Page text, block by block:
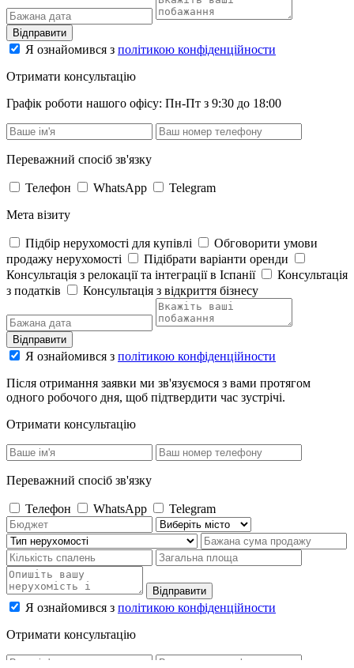
Відправити
Я ознайомився з політикою конфіденційности
Отримати консультацію
Графік роботи нашого офісу: Пн-Пт з 9:30 до 18:00
Переважний спосіб зв'язку
Телефон WhatsApp
Telegram
Мета візиту
Підбір нерухомості для купівлі
Обговорити умови
продажу нерухомості
Підібрати варіанти оренди
Консультація з релокації та інтеграції в Іспанії
Консультація
з податків
Консультація з відкриття бізнесу
Відправити
Я ознайомився з політикою конфіденційности
Після отримання заявки ми зв'язуємося з вами протягом
одного робочого дня, щоб підтвердити час зустрічі.
Отримати консультацію
Переважний спосіб зв'язку
Телефон WhatsApp Telegram
Відправити
Я ознайомився з політикою конфіденційности
Отримати консультацію